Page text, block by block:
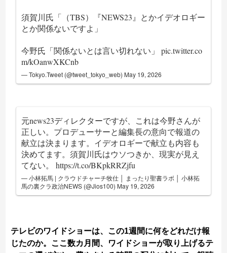
須賀川氏「（TBS）『NEWS23』とかイデオロギー
とか関係ないですよ」
今野氏「関係ないとは言い切れない」pic.twitter.co
m/kOanwXKCnb
— Tokyo.Tweet (@tweet_tokyo_web) May 19, 2026
元news23ディレクターですが、これは今野さんが
正しい。プロデューサーと編集長の意向で報道の
献立は決まります。イデオロギーで献立も内容も
決めてます。須賀川氏はウソつきか、現実が見え
てない。https://t.co/BKpkRRZjfu
— 小林拓馬 | クラウドチャーチ牧仕 │ まったり聖書ラボ │ 小林拓
馬の裏クラ政治NEWS (@Jios100) May 19, 2026
テレビのワイドショーは、この1週間に何をどれだけ報
じたのか。ここ数カ月間、ワイドショーが取り上げるテ